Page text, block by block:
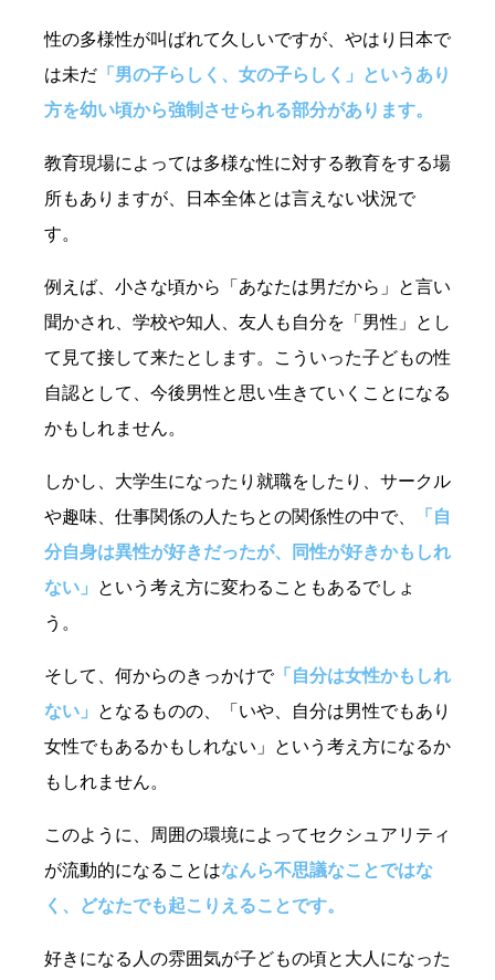
性の多様性が叫ばれて久しいですが、やはり日本で
は未だ 「男の子らしく、女の子らしく」というあり
方を幼い頃から強制させられる部分があります。
教育現場によっては多様な性に対する教育をする場
所もありますが、日本全体とは言えない状況で
す。
例えば、小さな頃から「あなたは男だから」と言い
聞かされ、学校や知人、友人も自分を「男性」とし
て見て接して来たとします。こういった子どもの性
自認として、今後男性と思い生きていくことになる
かもしれません。
しかし、大学生になったり就職をしたり、サークル
や趣味、仕事関係の人たちとの関係性の中で、
「自
分自身は異性が好きだったが、同性が好きかもしれ
ない」 という考え方に変わることもあるでしょ
う。
そして、何からのきっかけで「自分は女性かもしれ
ない」 となるものの、「いや、自分は男性でもあり
女性でもあるかもしれない」という考え方になるか
もしれません。
このように、周囲の環境によってセクシュアリティ
が流動的になることはなんら不思議なことではな
く、どなたでも起こりえることです。
好きになる人の雰囲気が子どもの頃と大人になった